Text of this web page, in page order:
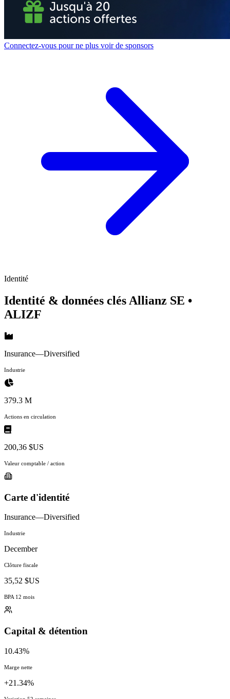
Connectez-vous pour ne plus voir de sponsors
Identité
Identité & données clés Allianz SE •
ALIZF
Insurance—Diversified
Industrie
379.3 M
Actions en circulation
200,36 $US
Valeur comptable / action
Carte d'identité
Insurance—Diversified
Industrie
December
Clôture fiscale
35,52 $US
BPA 12 mois
Capital & détention
10.43%
Marge nette
+21.34%